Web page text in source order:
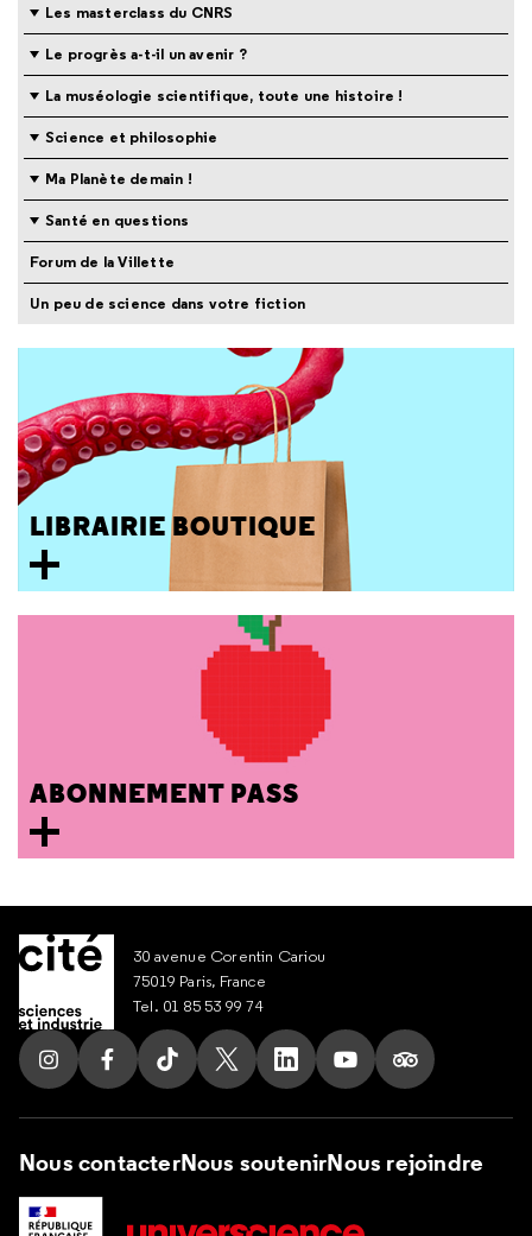
Les masterclass du CNRS
Le progrès a-t-il un avenir ?
La muséologie scientifique, toute une histoire !
Science et philosophie
Ma Planète demain !
Santé en questions
Forum de la Villette
Un peu de science dans votre fiction
LIBRAIRIE BOUTIQUE
ABONNEMENT PASS
30 avenue Corentin Cariou
75019 Paris, France
Tel. 01 85 53 99 74
Suivez nous sur Instagram
Suivez nous sur Facebook
Suivez nous sur Tik Tok
Suivez nous sur X
Suivez nous sur LinkedIn
Suivez nous sur
Suivez nous
Nous contacterNous soutenirNous rejoindre